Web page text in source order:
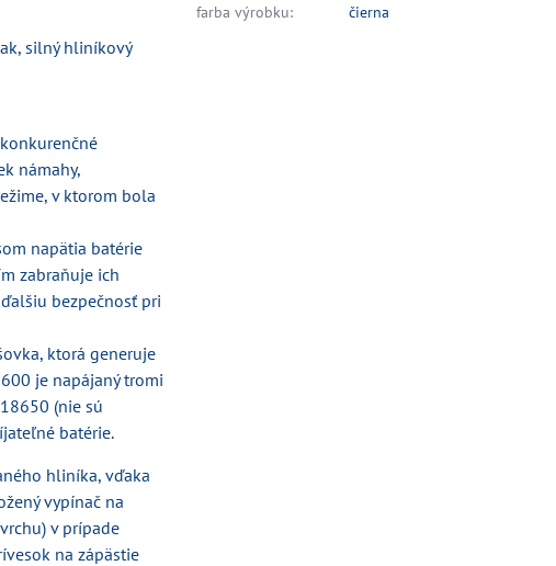
silný hliníkový
námahy,
v ktorom bola
napätia batérie
zabraňuje ich
bezpečnosť pri
ktorá generuje
je napájaný tromi
(nie sú
batérie.
hliníka, vďaka
vypínač na
v prípade
na zápästie
farba výrobku: čierna